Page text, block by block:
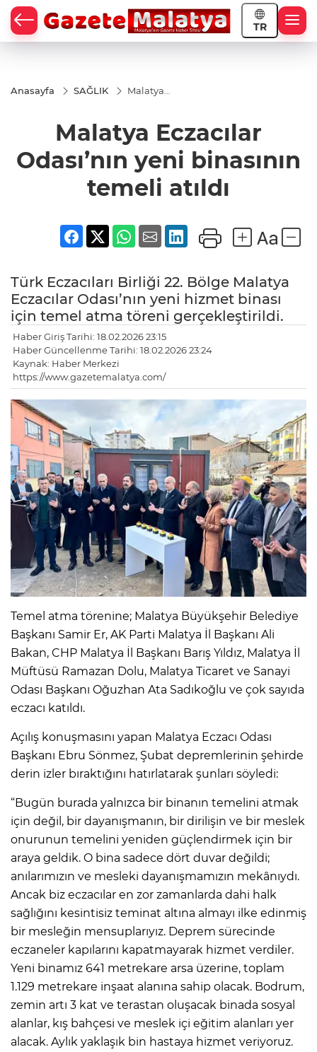
TR
Anasayfa SAĞLIK
Malatya
binasının
temeli
atıldı
Malatya Eczacılar
Odası’nın yeni binasının
temeli atıldı
Türk Eczacıları Birliği 22. Bölge Malatya
Eczacılar Odası’nın yeni hizmet binası
için temel atma töreni gerçekleştirildi.
Haber Giriş Tarihi: 18.02.2026 23:15
Haber Güncellenme Tarihi: 18.02.2026 23:24
Kaynak: Haber Merkezi
https://www.gazetemalatya.com/
Temel atma törenine; Malatya Büyükşehir Belediye
Başkanı Samir Er, AK Parti Malatya İl Başkanı Ali
Bakan, CHP Malatya İl Başkanı Barış Yıldız, Malatya İl
Müftüsü Ramazan Dolu, Malatya Ticaret ve Sanayi
Odası Başkanı Oğuzhan Ata Sadıkoğlu ve çok sayıda
eczacı katıldı.
Açılış konuşmasını yapan Malatya Eczacı Odası
Başkanı Ebru Sönmez, Şubat depremlerinin şehirde
derin izler bıraktığını hatırlatarak şunları söyledi:
“Bugün burada yalnızca bir binanın temelini atmak
için değil, bir dayanışmanın, bir dirilişin ve bir meslek
onurunun temelini yeniden güçlendirmek için bir
araya geldik. O bina sadece dört duvar değildi;
anılarımızın ve mesleki dayanışmamızın mekânıydı.
Ancak biz eczacılar en zor zamanlarda dahi halk
sağlığını kesintisiz teminat altına almayı ilke edinmiş
bir mesleğin mensuplarıyız. Deprem sürecinde
eczaneler kapılarını kapatmayarak hizmet verdiler.
Yeni binamız 641 metrekare arsa üzerine, toplam
1.129 metrekare inşaat alanına sahip olacak. Bodrum,
zemin artı 3 kat ve terastan oluşacak binada sosyal
alanlar, kış bahçesi ve meslek içi eğitim alanları yer
alacak. Aylık yaklaşık bin hastaya hizmet veriyoruz.